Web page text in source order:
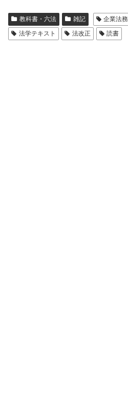
教科書・六法 雑記 企業法務
法学テキスト
法改正 読書